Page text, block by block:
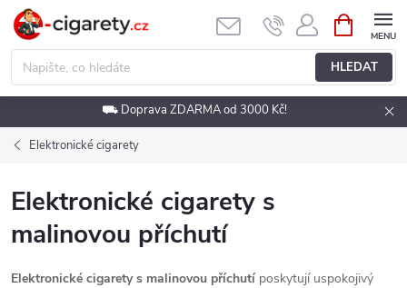
Přejít
obsah
HLEDAT
NÁKUPNÍ
KOŠÍK
⛟ Doprava ZDARMA od 3000 Kč!
Elektronické cigarety
Elektronické cigarety s
malinovou příchutí
Elektronické cigarety s malinovou příchutí poskytují uspokojivý